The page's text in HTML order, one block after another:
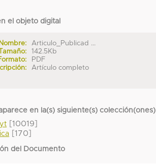
el objeto digital
Nombre:
Articulo_Publicad ...
Tamaño:
142.5Kb
PDF
Artículo completo
en la(s) siguiente(s) colección(ones)
[10019]
[170]
del Documento